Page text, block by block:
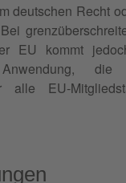
deutschen Recht
EU kommt
die
alle EU-